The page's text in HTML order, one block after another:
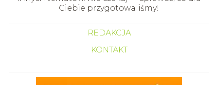
Ciebie przygotowaliśmy!
REDAKCJA
KONTAKT